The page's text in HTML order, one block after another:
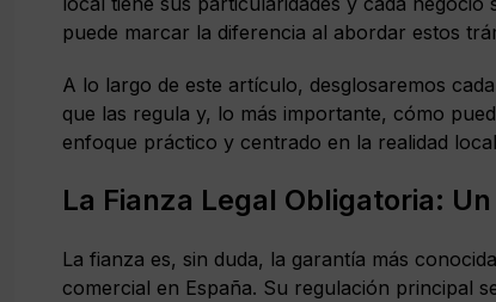
puede marcar la diferencia al abordar estos
A lo largo de este artículo, desglosaremos
que las regula y, lo más importante, cómo
enfoque práctico y centrado en la realidad
La Fianza Legal Obligatoria:
La fianza es, sin duda, la garantía más
comercial en España. Su regulación principal